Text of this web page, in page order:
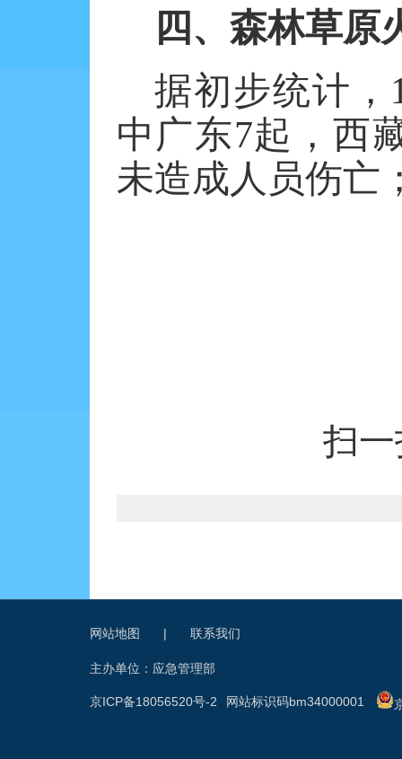
四、森林草原
据初步统计，
中广东7起，西
未造成人员伤亡
扫
网站地图 | 联系我们
主办单位：应急管理部
网站标识码bm34000001
京ICP备18056520号-2